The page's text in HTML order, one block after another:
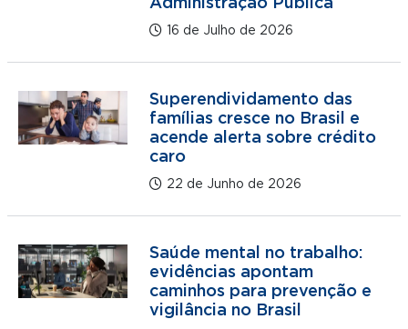
Administração Pública
16 de Julho de 2026
Superendividamento das
famílias cresce no Brasil e
acende alerta sobre crédito
caro
22 de Junho de 2026
Saúde mental no trabalho:
evidências apontam
caminhos para prevenção e
vigilância no Brasil